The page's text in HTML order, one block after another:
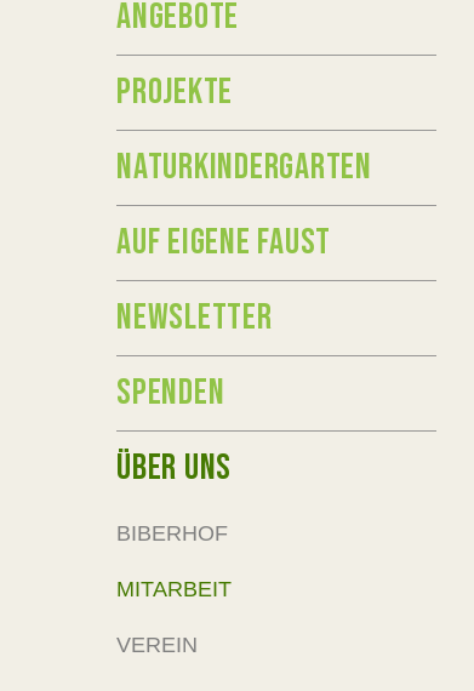
ANGEBOTE
PROJEKTE
NATURKINDERGARTEN
AUF EIGENE FAUST
NEWSLETTER
SPENDEN
ÜBER UNS
BIBERHOF
MITARBEIT
VEREIN